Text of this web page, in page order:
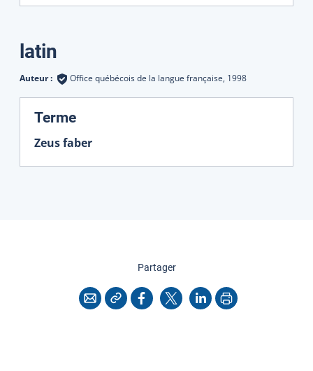
latin
Auteur : Office québécois de la langue française, 1998
Terme:
Zeus faber
Partagercette page
CourrielCopier l'adresse
Facebook
X LinkedInImprimer